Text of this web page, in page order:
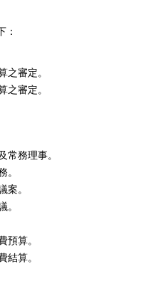
：
之審定。
之審定。
常務理事。
。
案。
。
預算。
結算。